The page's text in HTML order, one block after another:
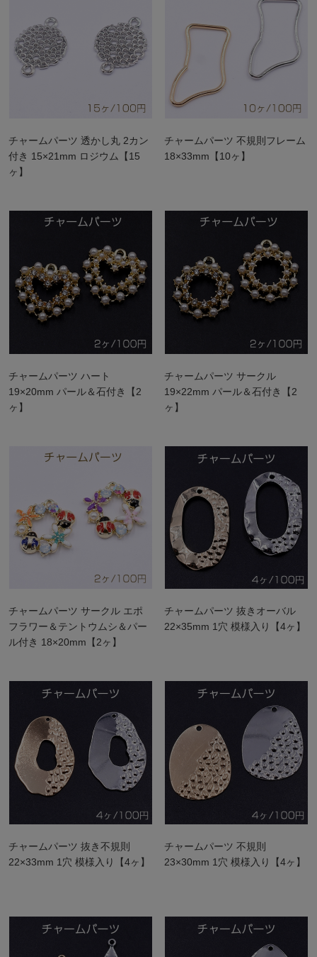
チャームパーツ 透かし丸 2カン
付き 15×21mm ロジウム【15
ヶ】
チャームパーツ 不規則フレーム
18×33mm【10ヶ】
チャームパーツ ハート
19×20mm パール＆石付き【2
ヶ】
チャームパーツ サークル
19×22mm パール＆石付き【2
ヶ】
チャームパーツ サークル エポ
フラワー＆テントウムシ＆パー
ル付き 18×20mm【2ヶ】
チャームパーツ 抜きオーバル
22×35mm 1穴 模様入り【4ヶ】
チャームパーツ 抜き不規則
22×33mm 1穴 模様入り【4ヶ】
チャームパーツ 不規則
23×30mm 1穴 模様入り【4ヶ】